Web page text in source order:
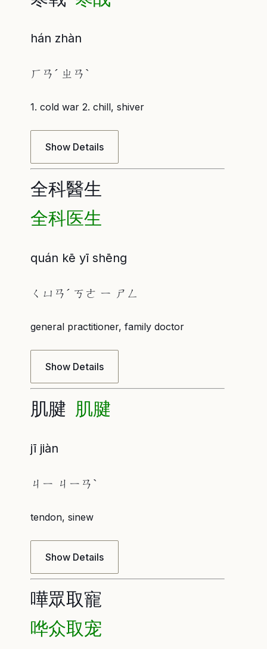
hán zhàn
ㄏㄢˊ ㄓㄢˋ
1. cold war 2. chill, shiver
Show Details
全科醫生
全科医生
quán kē yī shēng
ㄑㄩㄢˊ ㄎㄜ ㄧ ㄕㄥ
general practitioner, family doctor
Show Details
肌腱 肌腱
jī jiàn
ㄐㄧ ㄐㄧㄢˋ
tendon, sinew
Show Details
嘩眾取寵
哗众取宠